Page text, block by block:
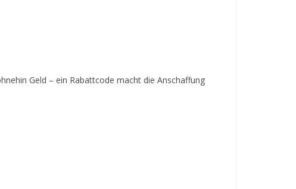
Geld – ein Rabattcode macht die Anschaffung